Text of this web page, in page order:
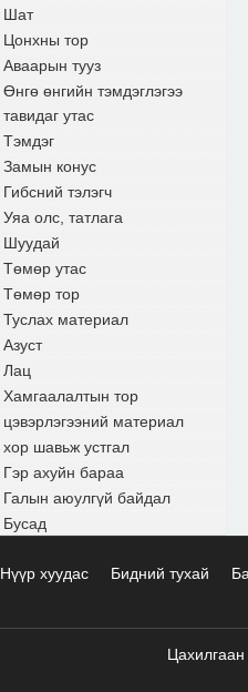
Шат
Цонхны тор
Аваарын тууз
Өнгө өнгийн тэмдэглэгээ
тавидаг утас
Тэмдэг
Замын конус
Гибсний тэлэгч
Уяа олс, татлага
Шуудай
Төмөр утас
Төмөр тор
Туслах материал
Азуст
Лац
Хамгаалалтын тор
цэвэрлэгээний материал
хор шавьж устгал
Гэр ахуйн бараа
Галын аюулгүй байдал
Бусад
Нүүр хуудас Бидний тухай
Цахилгаан